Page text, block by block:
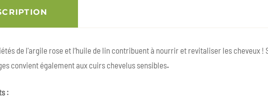
de l'argile rose et l’huile de lin contribuent à nourrir et revitaliser les cheveux
convient également aux cuirs chevelus sensibles.
: